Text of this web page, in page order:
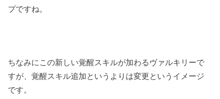
プですね。
ちなみにこの新しい覚醒スキルが加わるヴァルキリーで
すが、覚醒スキル追加というよりは変更というイメージ
です。